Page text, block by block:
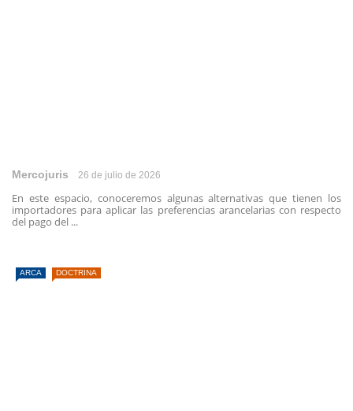
Mercojuris 26 de julio de 2026
En este espacio, conoceremos algunas alternativas que tienen los
importadores para aplicar las preferencias arancelarias con respecto
del pago del ...
ARCA DOCTRINA